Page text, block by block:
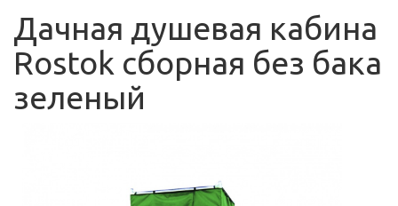
Дачная душевая кабина
Rostok сборная без бака
зеленый